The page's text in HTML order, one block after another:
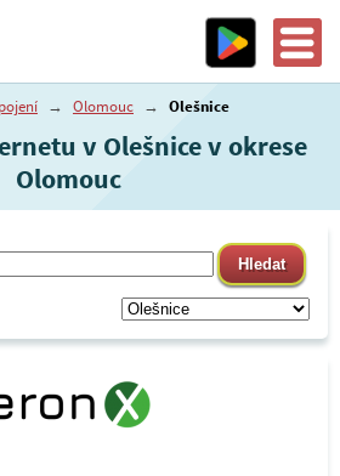
→ Olomouc → Olešnice
v Olešnice v okrese
Olomouc